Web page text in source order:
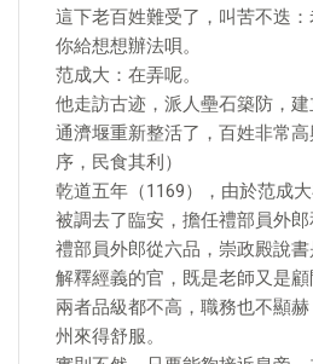
這下老百姓難受了，叫苦不迭：
你給想想辦法唄。
范成大：在弄呢。
他走訪古迹，派人壘石築防，
通濟堰重新整活了，百姓非常
序，民食其利）
乾道五年（1169），由於范成
被調去了臨安，擔任禮部員外郎
禮部員外郎從六品，崇政殿說書
解釋經義的官，既是老師又是顧
兩者品級都不高，職務也不顯
州來得舒服。